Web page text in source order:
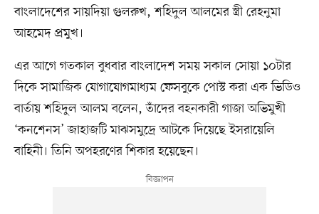
বাংলাদেশের সায়দিয়া গুলরুখ, শহিদুল আলমের স্ত্রী রেহনুমা
আহমেদ প্রমুখ।
এর আগে গতকাল বুধবার বাংলাদেশ সময় সকাল সোয়া ১০টার
দিকে সামাজিক যোগাযোগমাধ্যম ফেসবুকে পোস্ট করা এক ভিডিও
বার্তায় শহিদুল আলম বলেন, তাঁদের বহনকারী গাজা অভিমুখী
‘কনশেনস’ জাহাজটি মাঝসমুদ্রে আটকে দিয়েছে ইসরায়েলি
বাহিনী। তিনি অপহরণের শিকার হয়েছেন।